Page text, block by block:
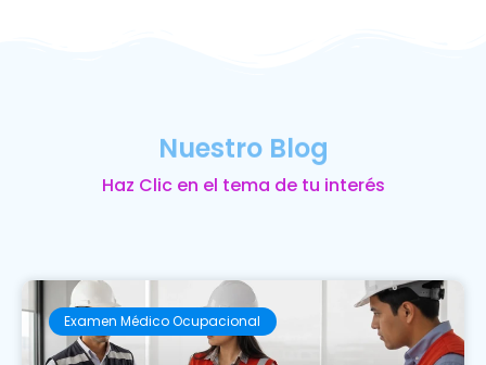
Nuestro Blog
Haz Clic en el tema de tu interés
Examen Médico Ocupacional